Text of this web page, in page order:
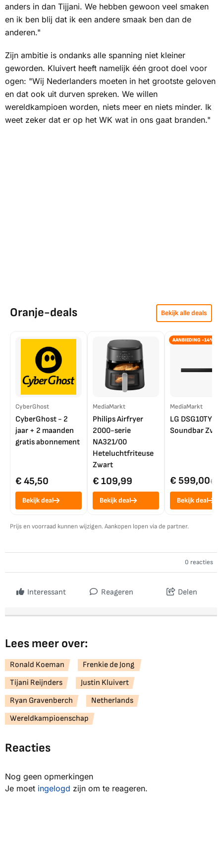
anders in dan Tijjani. We hebben gewoon veel smaken
en ik ben blij dat ik een andere smaak ben dan de
anderen."
Zijn ambitie is ondanks alle spanning niet kleiner
geworden. Kluivert heeft namelijk één groot doel voor
ogen: "Wij Nederlanders moeten in het grootste geloven
en dat ook uit durven spreken. We willen
wereldkampioen worden, niets meer en niets minder. Ik
weet zeker dat er op het WK wat in ons gaat branden."
Oranje-deals Bekijk alle deals
CyberGhost
CyberGhost - 2
jaar + 2 maanden
gratis abonnement
€ 45,50
Bekijk deal
MediaMarkt
Philips Airfryer
2000-serie
NA321/00
Heteluchtfriteuse
Zwart
€ 109,99
Bekijk deal
AANBIEDING -14%
MediaMarkt
LG DSG10TY
Soundbar
€ 599,00€
Bekijk deal
Prijs en voorraad kunnen wijzigen. Aankopen lopen via de partner.
0 reacties
Interessant Reageren Delen
Lees meer over:
Ronald Koeman
Frenkie de Jong
Tijani Reijnders
Justin Kluivert
Ryan Gravenberch
Netherlands
Wereldkampioenschap
Reacties
Nog geen opmerkingen
Je moet ingelogd zijn om te reageren.